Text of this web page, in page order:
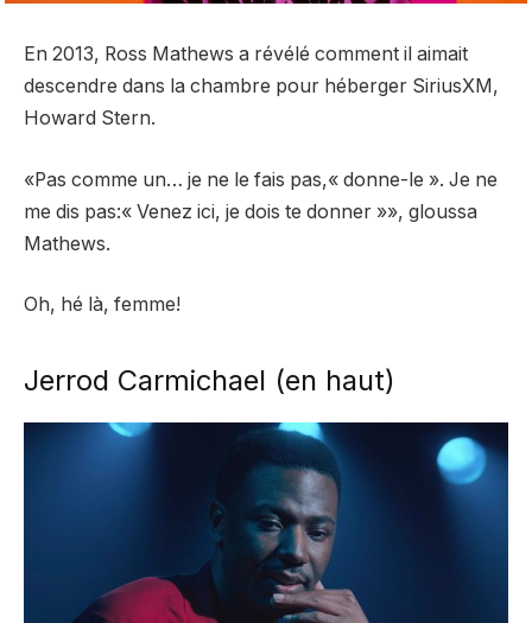
En 2013, Ross Mathews a révélé comment il aimait
descendre dans la chambre pour héberger SiriusXM,
Howard Stern.
«Pas comme un… je ne le fais pas,« donne-le ». Je ne
me dis pas:« Venez ici, je dois te donner »», gloussa
Mathews.
Oh, hé là, femme!
Jerrod Carmichael (en haut)